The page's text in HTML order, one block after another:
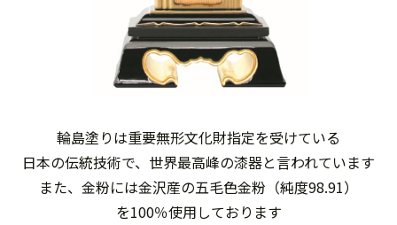
輪島塗りは重要無形文化財指定を受けている
日本の伝統技術で、世界最高峰の漆器と言われています
また、金粉には金沢産の五毛色金粉（純度98.91）
を100％使用しております